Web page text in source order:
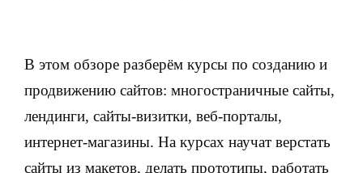
В этом обзоре разберём курсы по созданию и
продвижению сайтов: многостраничные сайты,
лендинги, сайты-визитки, веб-порталы,
интернет-магазины. На курсах научат верстать
сайты из макетов, делать прототипы, работать